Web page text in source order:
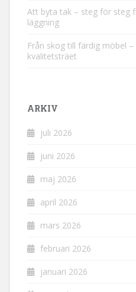
Att byta tak – steg för steg
läggning
Från skog till färdig möbel
kvalitetsträet
ARKIV
juli 2026
juni 2026
maj 2026
april 2026
mars 2026
februari 2026
januari 2026